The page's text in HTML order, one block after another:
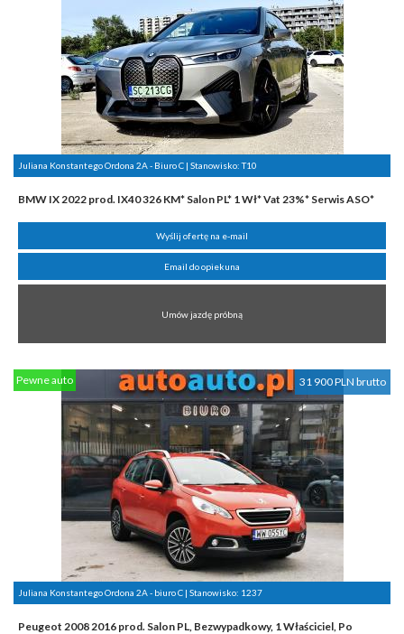
Juliana Konstantego Ordona 2A - Biuro C | Stanowisko:T10
BMW IX 2022 prod. IX40 326 KM* Salon PL* 1 Wł* Vat 23%* Serwis ASO*
Wyślij ofertę na e-mail
Email do opiekuna
Umów jazdę próbną
31 900 PLN brutto
Pewne auto
Juliana Konstantego Ordona 2A - biuro C | Stanowisko: 1237
Peugeot 2008 2016 prod. Salon PL, Bezwypadkowy, 1 Właściciel, Po